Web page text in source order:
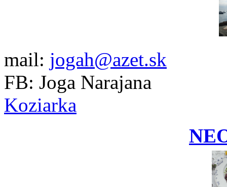
mail: jogah@azet.sk
FB: Joga Narajana
Koziarka